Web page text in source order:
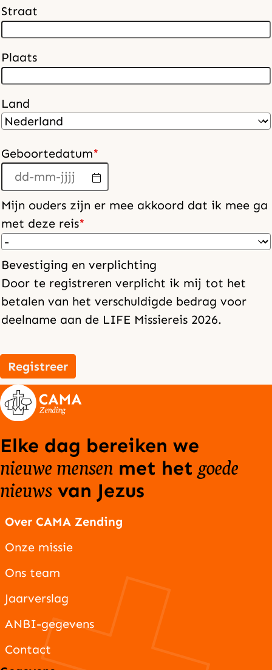
Straat
Plaats
Land
Geboortedatum*
Mijn ouders zijn er mee akkoord dat ik mee ga
met deze reis*
Bevestiging en verplichting
Door te registreren verplicht ik mij tot het
betalen van het verschuldigde bedrag voor
deelname aan de LIFE Missiereis 2026.
Registreer
Elke dag bereiken we
nieuwe mensen met het goede
nieuws van Jezus
Over CAMA Zending
Onze missie
Ons team
Jaarverslag
ANBI-gegevens
Contact